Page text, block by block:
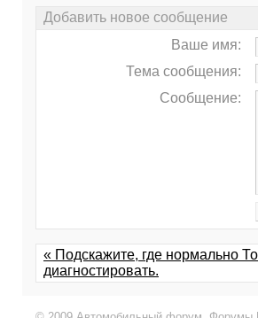
Добавить новое сообщение
Ваше имя:
Тема сообщения:
Сообщение:
« Подскажите, где нормально
диагностировать.